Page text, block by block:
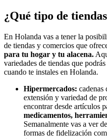
¿Qué tipo de
En Holanda vas a tener la
de tiendas y comercios que
para tu hogar y tu alacena.
variedades de tiendas que
cuando te instales en Holanda.
Hipermercados: cadenas
extensión y variedad de
encontrar desde artículos
medicamentos,
Semanalmente vas a ver
formas de fidelización